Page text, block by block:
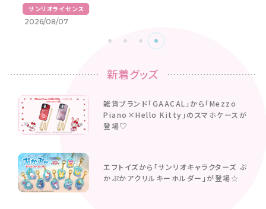
サンリオライセンス
2026/08/07
新着グッズ
雑貨ブランド「GAACAL」から「Mezzo
Piano×Hello Kitty」のスマホケースが
登場♡
エフトイズから「サンリオキャラクターズ ぷ
かぷかアクリルキーホルダー」が登場☆